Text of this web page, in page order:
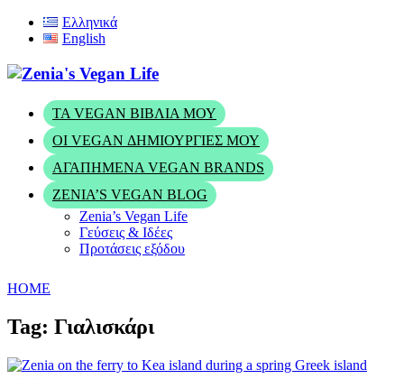
Ελληνικά
English
ΤΑ VEGAN ΒΙΒΛΊΑ ΜΟΥ
ΟΙ VEGAN ΔΗΜΙΟΥΡΓΊΕΣ ΜΟΥ
ΑΓΑΠΗΜΈΝΑ VEGAN BRANDS
ZENIA’S VEGAN BLOG
Zenia’s Vegan Life
Γεύσεις & Ιδέες
Προτάσεις εξόδου
HOME
Tag: Γιαλισκάρι